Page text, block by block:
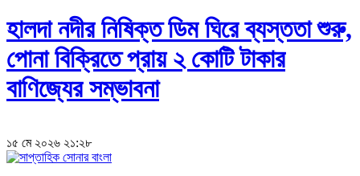
হালদা নদীর নিষিক্ত ডিম ঘিরে ব্যস্ততা শুরু,
পোনা বিক্রিতে প্রায় ২ কোটি টাকার
বাণিজ্যের সম্ভাবনা
১৫ মে ২০২৬ ২১:২৮